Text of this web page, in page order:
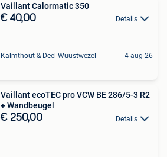
Vaillant Calormatic 350
€ 40,00 Details
Kalmthout & Deel Wuustwezel 4 aug 26
Vaillant ecoTEC pro VCW BE 286/5-3 R2
+ Wandbeugel
€ 250,00 Details